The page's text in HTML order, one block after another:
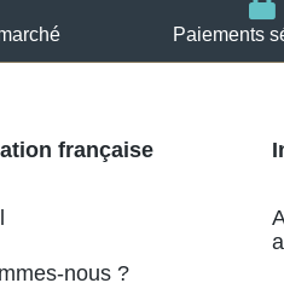
Paiements
française
nous ?